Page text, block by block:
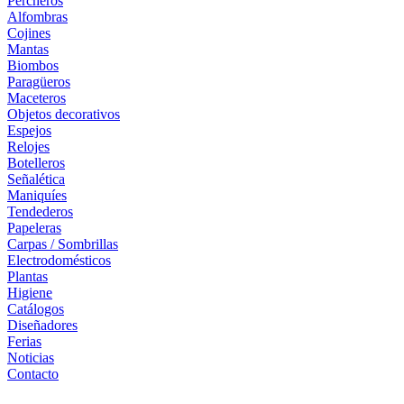
Alfombras
Cojines
Mantas
Biombos
Paragüeros
Maceteros
Objetos decorativos
Espejos
Relojes
Botelleros
Señalética
Maniquíes
Tendederos
Papeleras
Carpas / Sombrillas
Electrodomésticos
Plantas
Higiene
Catálogos
Diseñadores
Ferias
Noticias
Contacto